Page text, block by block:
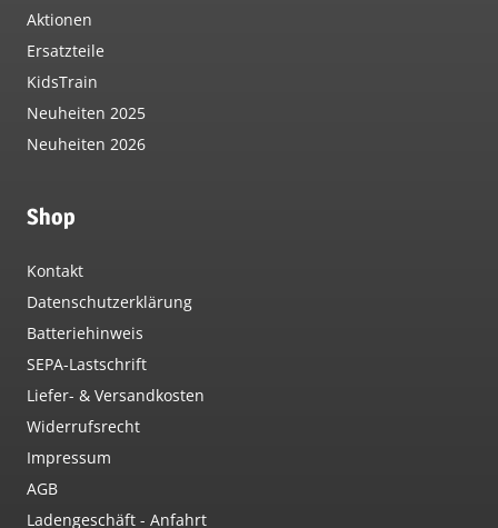
Aktionen
Ersatzteile
KidsTrain
Neuheiten 2025
Neuheiten 2026
Shop
Kontakt
Datenschutzerklärung
Batteriehinweis
SEPA-Lastschrift
Liefer- & Versandkosten
Widerrufsrecht
Impressum
AGB
Ladengeschäft - Anfahrt